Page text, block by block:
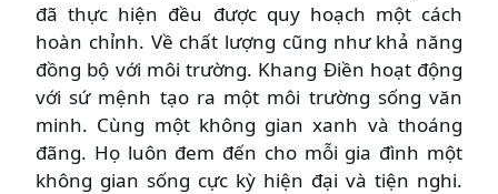
đã thực hiện đều được quy hoạch một cách
hoàn chỉnh. Về chất lượng cũng như khả năng
đồng bộ với môi trường. Khang Điền hoạt động
với sứ mệnh tạo ra một môi trường sống văn
minh. Cùng một không gian xanh và thoáng
đãng. Họ luôn đem đến cho mỗi gia đình một
không gian sống cực kỳ hiện đại và tiện nghi.